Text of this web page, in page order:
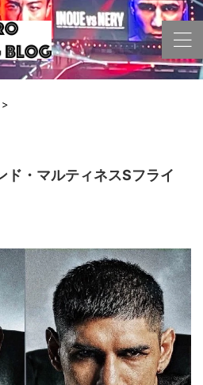
>
ド・マルティネスSフライ